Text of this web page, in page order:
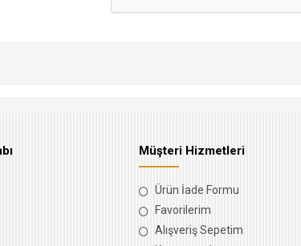
Müşteri Hizmetleri
Ürün İade Formu
Favorilerim
Alışveriş Sepetim